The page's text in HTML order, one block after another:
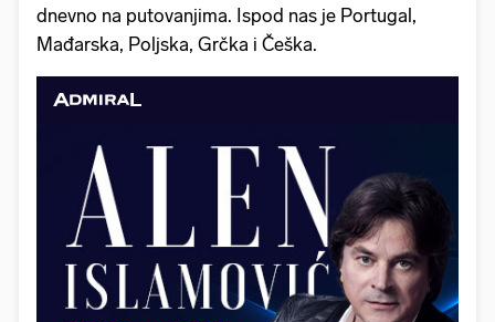
dnevno na putovanjima. Ispod nas je Portugal,
Mađarska, Poljska, Grčka i Češka.